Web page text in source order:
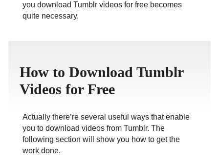
Malaysia
you download Tumblr videos for free becomes
quite necessary.
How to Download Tumblr
Videos for Free
Actually there’re several useful ways that enable
you to download videos from Tumblr. The
following section will show you how to get the
work done.